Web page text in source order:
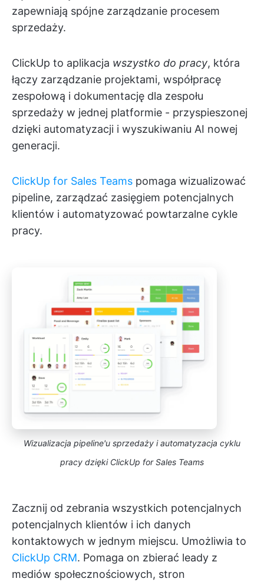
zapewniają spójne zarządzanie procesem
sprzedaży.
ClickUp to aplikacja wszystko do pracy, która
łączy zarządzanie projektami, współpracę
zespołową i dokumentację dla zespołu
sprzedaży w jednej platformie - przyspieszonej
dzięki automatyzacji i wyszukiwaniu AI nowej
generacji.
ClickUp for Sales Teams pomaga wizualizować
pipeline, zarządzać zasięgiem potencjalnych
klientów i automatyzować powtarzalne cykle
pracy.
Wizualizacja pipeline'u sprzedaży i automatyzacja cyklu
pracy dzięki ClickUp for Sales Teams
Zacznij od zebrania wszystkich potencjalnych
potencjalnych klientów i ich danych
kontaktowych w jednym miejscu. Umożliwia to
ClickUp CRM. Pomaga on zbierać leady z
mediów społecznościowych, stron